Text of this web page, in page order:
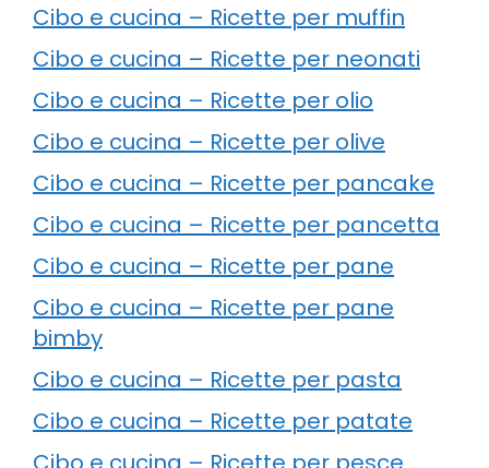
Cibo e cucina – Ricette per muffin
Cibo e cucina – Ricette per neonati
Cibo e cucina – Ricette per olio
Cibo e cucina – Ricette per olive
Cibo e cucina – Ricette per pancake
Cibo e cucina – Ricette per pancetta
Cibo e cucina – Ricette per pane
Cibo e cucina – Ricette per pane
bimby
Cibo e cucina – Ricette per pasta
Cibo e cucina – Ricette per patate